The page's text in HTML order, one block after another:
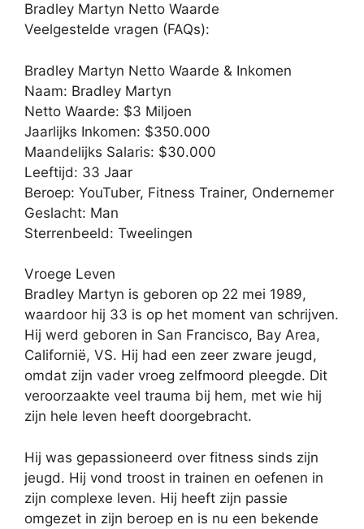
Bradley Martyn Netto Waarde
Veelgestelde vragen (FAQs):
Bradley Martyn Netto Waarde & Inkomen
Naam: Bradley Martyn
Netto Waarde: $3 Miljoen
Jaarlijks Inkomen: $350.000
Maandelijks Salaris: $30.000
Leeftijd: 33 Jaar
Beroep: YouTuber, Fitness Trainer, Ondernemer
Geslacht: Man
Sterrenbeeld: Tweelingen
Vroege Leven
Bradley Martyn is geboren op 22 mei 1989,
waardoor hij 33 is op het moment van schrijven.
Hij werd geboren in San Francisco, Bay Area,
Californië, VS. Hij had een zeer zware jeugd,
omdat zijn vader vroeg zelfmoord pleegde. Dit
veroorzaakte veel trauma bij hem, met wie hij
zijn hele leven heeft doorgebracht.
Hij was gepassioneerd over fitness sinds zijn
jeugd. Hij vond troost in trainen en oefenen in
zijn complexe leven. Hij heeft zijn passie
omgezet in zijn beroep en is nu een bekende